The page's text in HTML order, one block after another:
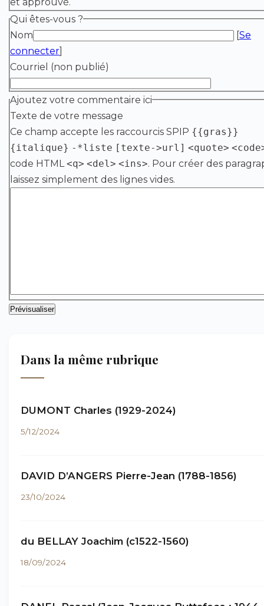
Qui êtes-vous ?
Nom
[Se
connecter]
Courriel (non publié)
Ajoutez votre commentaire ici
Texte de votre message
Ce champ accepte les raccourcis SPIP {{gras}}
{italique} -*liste [texte->url] <quote>
code HTML <q> <del> <ins>. Pour créer des
laissez simplement des lignes vides.
Dans la même rubrique
DUMONT Charles (1929-2024)
5/12/2024
DAVID D’ANGERS Pierre-Jean (1788-1856)
23/10/2024
du BELLAY Joachim (c1522-1560)
18/09/2024